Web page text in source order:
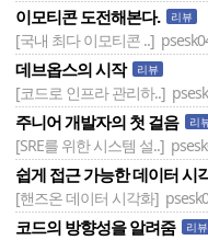
이모티콘 도전해본다. 리뷰
[국내 최다 이모티콘 ..]
데브옵스의 시작 리뷰
[코드로 인프라 관리하..]
주니어 개발자의 첫 걸음 리
[SRE를 위한 시스템 설..]
쉽게 접근 가능한 데이터 시
[핸즈온 데이터 시각화]
코드의 방향성을 알려줌 리뷰